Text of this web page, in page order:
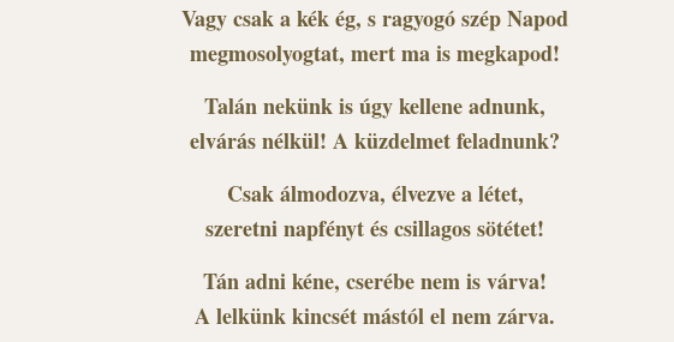
Vagy csak a kék ég, s ragyogó szép Napod
megmosolyogtat, mert ma is megkapod!
Talán nekünk is úgy kellene adnunk,
elvárás nélkül! A küzdelmet feladnunk?
Csak álmodozva, élvezve a létet,
szeretni napfényt és csillagos sötétet!
Tán adni kéne, cserébe nem is várva!
A lelkünk kincsét mástól el nem zárva.